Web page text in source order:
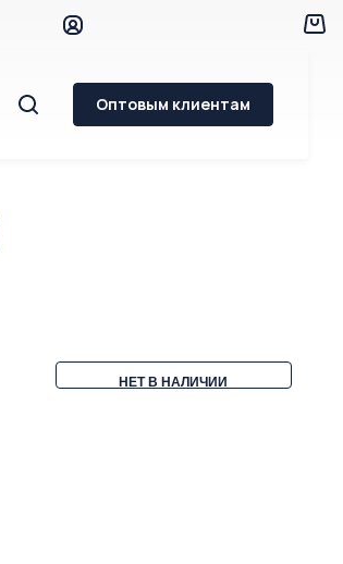
Оптовым клиентам
НЕТ В НАЛИЧИИ